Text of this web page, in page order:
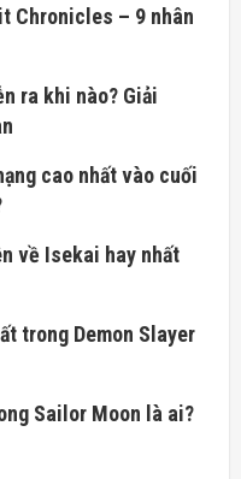
Chronicles – 9 nhân
ra khi nào? Giải
cao nhất vào cuối
về Isekai hay nhất
trong Demon Slayer
Sailor Moon là ai?